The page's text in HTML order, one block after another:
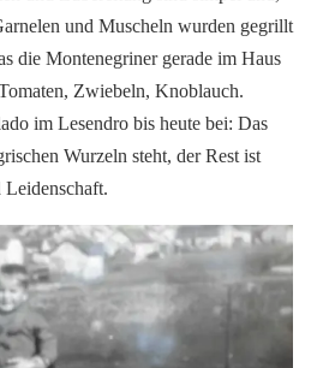
und Muscheln wurden gegrillt
die Montenegriner gerade im Haus
Zwiebeln, Knoblauch.
im Lesendro bis heute bei: Das
Wurzeln steht, der Rest ist